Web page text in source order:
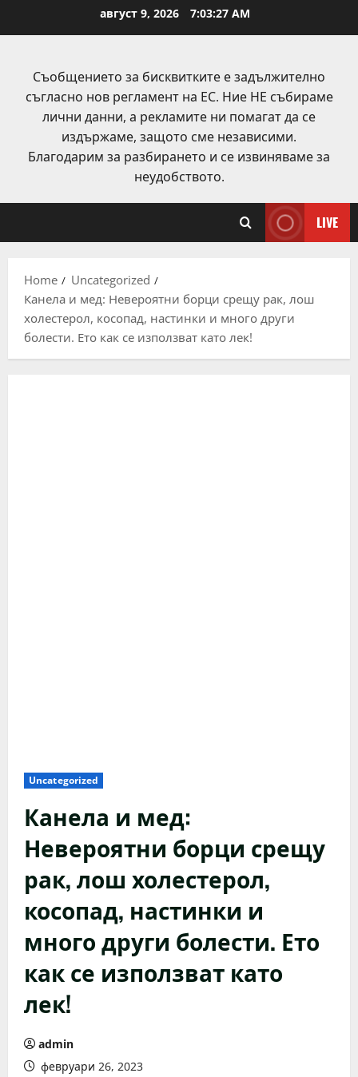
август 9, 2026 7:03:28 AM
Съобщението за бисквитките е задължително
съгласно нов регламент на ЕС. Ние НЕ събираме
лични данни, а рекламите ни помагат да се
издържаме, защото сме независими.
Благодарим за разбирането и се извиняваме за
неудобството.
LIVE
Home
Uncategorized
Канела и мед: Невероятни борци срещу рак, лош
холестерол, косопад, настинки и много други
болести. Ето как се използват като лек!
Uncategorized
Канела и мед:
Невероятни борци срещу
рак, лош холестерол,
косопад, настинки и
много други болести. Ето
как се използват като
лек!
admin
февруари 26, 2023